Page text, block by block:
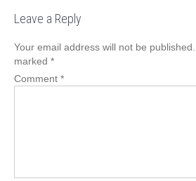
Leave a Reply
Your email address will not be published.
marked *
Comment *